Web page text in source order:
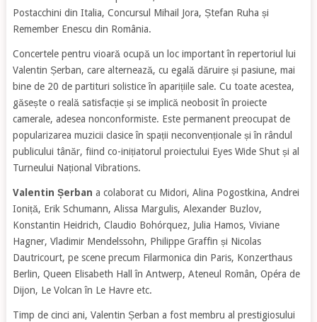
Postacchini din Italia, Concursul Mihail Jora, Ștefan Ruha și
Remember Enescu din România.
Concertele pentru vioară ocupă un loc important în repertoriul lui
Valentin Șerban, care alternează, cu egală dăruire și pasiune, mai
bine de 20 de partituri solistice în aparițiile sale. Cu toate acestea,
găsește o reală satisfacție și se implică neobosit în proiecte
camerale, adesea nonconformiste. Este permanent preocupat de
popularizarea muzicii clasice în spații neconvenționale și în rândul
publicului tânăr, fiind co-inițiatorul proiectului Eyes Wide Shut și al
Turneului Național Vibrations.
Valentin Șerban a colaborat cu Midori, Alina Pogostkina, Andrei
Ioniță, Erik Schumann, Alissa Margulis, Alexander Buzlov,
Konstantin Heidrich, Claudio Bohórquez, Julia Hamos, Viviane
Hagner, Vladimir Mendelssohn, Philippe Graffin și Nicolas
Dautricourt, pe scene precum Filarmonica din Paris, Konzerthaus
Berlin, Queen Elisabeth Hall în Antwerp, Ateneul Român, Opéra de
Dijon, Le Volcan în Le Havre etc.
Timp de cinci ani, Valentin Șerban a fost membru al prestigiosului